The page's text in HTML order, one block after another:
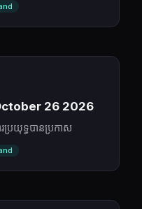
26 2026
រយុទ្ធបានប្រកាស